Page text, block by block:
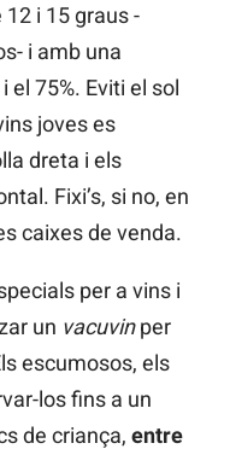
i 15 graus -
i amb una
el 75%. Eviti el sol
joves es
dreta i els
Fixi’s, si no, en
caixes de venda.
per a vins i
un vacuvinper
escumosos, els
los fins a un
de criança, entre